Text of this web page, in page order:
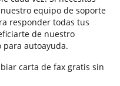
equipo de soporte
responder todas tus
de nuestro
para autoayuda.
carta de fax gratis sin